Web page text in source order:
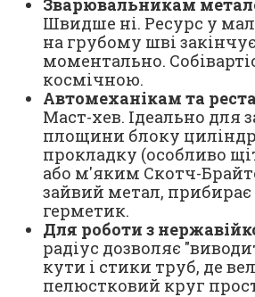
Швидше ні. Ресурс у
на грубому шві
моментально.
космічною.
Автомеханікам та
Маст-хев. Ідеально для
площини блоку
прокладку (особливо
або м'яким Скотч-
зайвий метал, прибирає
герметик.
Для роботи з
радіус дозволяє
кути і стики труб, де
пелюстковий круг